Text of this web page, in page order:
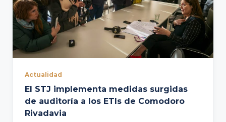
Actualidad
El STJ implementa medidas surgidas
de auditoría a los ETIs de Comodoro
Rivadavia